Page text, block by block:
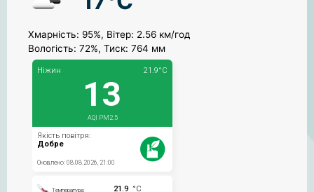
Хмарність: 95%, Вітер: 2.56 км/год
Вологість: 72%, Тиск: 764 мм